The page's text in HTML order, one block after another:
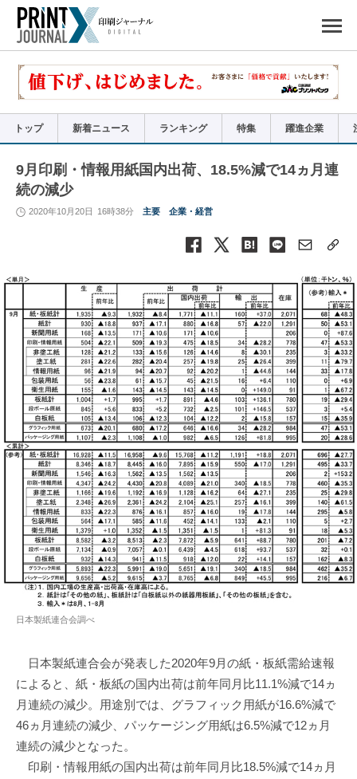
で
リ
トップ 新着ニュース ランキング 特集 躍進企業
9月印刷・情報用紙国内出荷、18.5%減で14ヵ月連
続の減少
2020年10月20日 16時38分 主要 企業・経営
日本製紙連合会調べ
日本製紙連合会が発表した2020年9月の紙・板紙需給速報
によると、紙・板紙の国内出荷は前年同月比11.1%減で14ヵ
月連続の減少。用途別では、グラフィック用紙が16.6%減で
46ヵ月連続の減少、パッケージング用紙は6.5%減で12ヵ月
連続の減少となった。
印刷・情報用紙の国内出荷は前年同月比18.5%減で14ヵ月